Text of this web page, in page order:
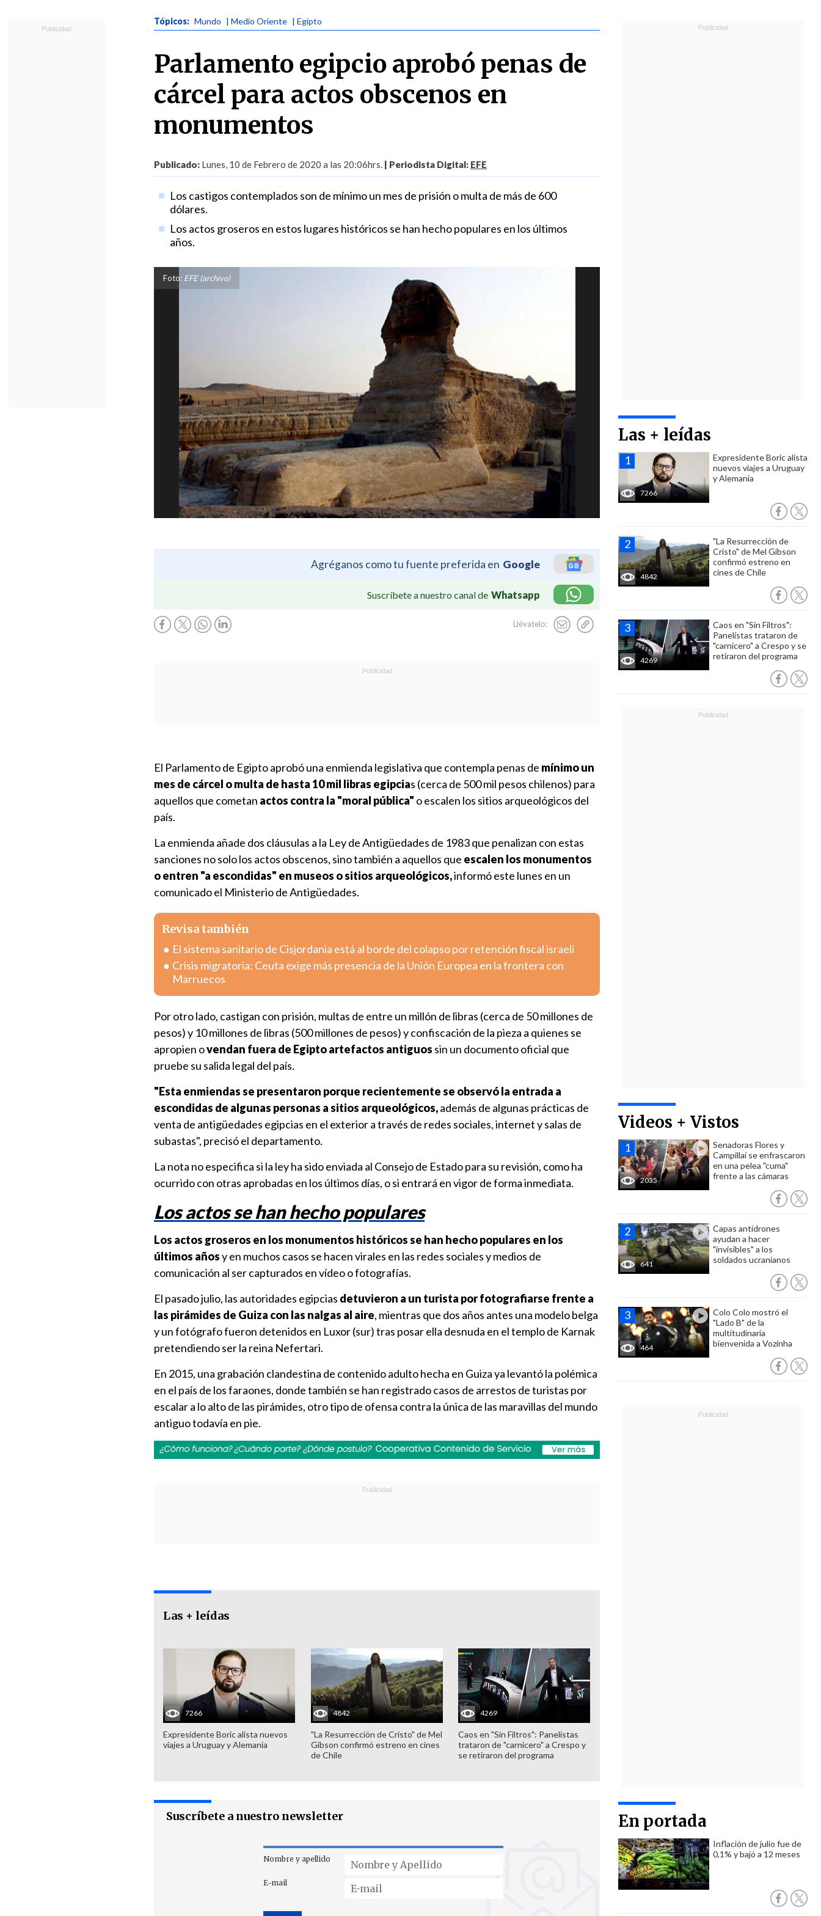
Tópicos: Mundo | Medio Oriente | Egipto
Parlamento egipcio aprobó penas de
cárcel para actos obscenos en
monumentos
Publicado: Lunes, 10 de Febrero de 2020 a las 20:06hrs. | Periodista Digital: EFE
Los castigos contemplados son de mínimo un mes de prisión o multa de más de 600
dólares.
Los actos groseros en estos lugares históricos se han hecho populares en los últimos
años.
Foto: EFE (archivo)
Agréganos como tu fuente preferida en Google
Suscríbete a nuestro canal de Whatsapp
Llévatelo:
Las + leídas
7266
Expresidente Boric alista
nuevos viajes a Uruguay
y Alemania
4842
"La Resurrección de
Cristo" de Mel Gibson
confirmó estreno en
cines de Chile
4269
Caos en "Sin Filtros":
Panelistas trataron de
"carnicero" a Crespo y se
retiraron del programa
Videos + Vistos
2035
Senadoras Flores y
Campillai se enfrascaron
en una pelea "cuma"
frente a las cámaras
641
Capas antidrones
ayudan a hacer
"invisibles" a los
soldados ucranianos
464
Colo Colo mostró el
"Lado B" de la
multitudinaria
bienvenida a Vozinha
En portada
Inflación de julio fue de
0,1% y bajó a 12 meses
El Parlamento de Egipto aprobó una enmienda legislativa que contempla penas de mínimo un
mes de cárcel o multa de hasta 10 mil libras egipcias (cerca de 500 mil pesos chilenos) para
aquellos que cometan actos contra la "moral pública" o escalen los sitios arqueológicos del
país.
La enmienda añade dos cláusulas a la Ley de Antigüedades de 1983 que penalizan con estas
sanciones no solo los actos obscenos, sino también a aquellos que escalen los monumentos
o entren "a escondidas" en museos o sitios arqueológicos,informó este lunes en un
comunicado el Ministerio de Antigüedades.
Revisa también
El sistema sanitario de Cisjordania está al borde del colapso por retención fiscal israelí
Crisis migratoria: Ceuta exige más presencia de la Unión Europea en la frontera con
Marruecos
Por otro lado, castigan con prisión, multas de entre un millón de libras (cerca de 50 millones de
pesos) y 10 millones de libras (500 millones de pesos) y confiscación de la pieza a quienes se
apropien ovendan fuera de Egipto artefactos antiguos sin un documento oficial que
pruebe su salida legal del país.
"Esta enmiendas se presentaron porque recientemente se observó la entrada a
escondidas de algunas personas a sitios arqueológicos,además de algunas prácticas de
venta de antigüedades egipcias en el exterior a través de redes sociales, internet y salas de
subastas", precisó el departamento.
La nota no especifica si la ley ha sido enviada al Consejo de Estado para su revisión, como ha
ocurrido con otras aprobadas en los últimos días, o si entrará en vigor de forma inmediata.
Los actos se han hecho populares
Los actos groseros en los monumentos históricos se han hecho populares en los
últimos añosy en muchos casos se hacen virales en las redes sociales y medios de
comunicación al ser capturados en vídeo o fotografías.
El pasado julio, las autoridades egipcias detuvieron a un turista por fotografiarse frente a
las pirámides de Guiza con las nalgas al aire, mientras que dos años antes una modelo belga
y un fotógrafo fueron detenidos en Luxor (sur) tras posar ella desnuda en el templo de Karnak
pretendiendo ser la reina Nefertari.
En 2015, una grabación clandestina de contenido adulto hecha en Guiza ya levantó la polémica
en el país de los faraones, donde también se han registrado casos de arrestos de turistas por
escalar a lo alto de las pirámides, otro tipo de ofensa contra la única de las maravillas del mundo
antiguo todavía en pie.
Las + leídas
7266
Expresidente Boric alista nuevos
viajes a Uruguay y Alemania
4842
"La Resurrección de Cristo" de Mel
Gibson confirmó estreno en cines
de Chile
4269
Caos en "Sin Filtros": Panelistas
trataron de "carnicero" a Crespo y
se retiraron del programa
Suscríbete a nuestro newsletter
Nombre y apellido
E-mail